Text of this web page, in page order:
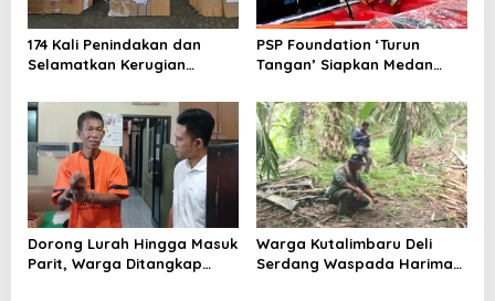
174 Kali Penindakan dan
Selamatkan Kerugian
Musnahkan Barang Bukti
Kepabeanan dan Cukai
PSP Foundation ‘Turun
Tangan’ Siapkan Medan
Rob
Dorong Lurah Hingga Masuk
Parit, Warga Ditangkap
Warga Kutalimbaru Deli
Serdang Waspada Harimau